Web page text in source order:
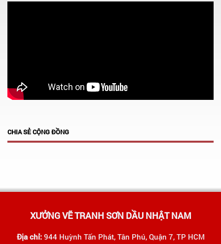
CHIA SẺ CỘNG ĐỒNG
XƯỞNG VẼ TRANH SƠN DẦU NHẬT NAM
Địa chỉ:944 Huỳnh Tấn Phát, Tân Phú, Quận 7, TP HCM